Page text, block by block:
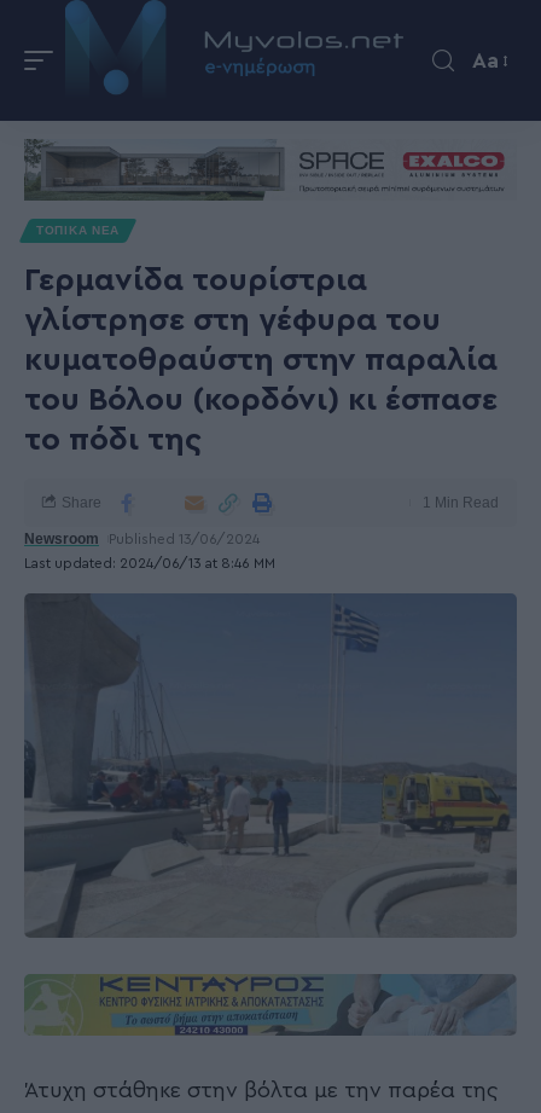
Aa
ΤΟΠΙΚΑ ΝΕΑ
Γερμανίδα τουρίστρια
γλίστρησε στη γέφυρα του
κυματοθραύστη στην παραλία
του Βόλου (κορδόνι) κι έσπασε
το πόδι της
Last updated: 2024/06/13 at 8:46 ΜΜ
Newsroom Published 13/06/2024
Share 1 Min Read
Άτυχη στάθηκε στην βόλτα με την παρέα της